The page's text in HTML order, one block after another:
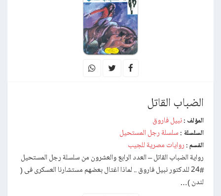
الضباب القاتل
المؤلف : نبيل فاروق
السلسلة : سلسلة رجل المستحيل
القسم : روايات مصرية للجيب
رواية الضباب القاتل – العدد الرابع والعشرون من سلسلة رجل المستحيل
#24 للدكتور نبيل فاروق .. لماذا اغتال بعضهم مستشارنا العسكرى فى (
لندن )…